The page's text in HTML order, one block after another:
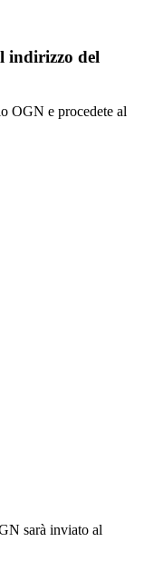
indirizzo del
OGN e procedete al
sarà inviato al